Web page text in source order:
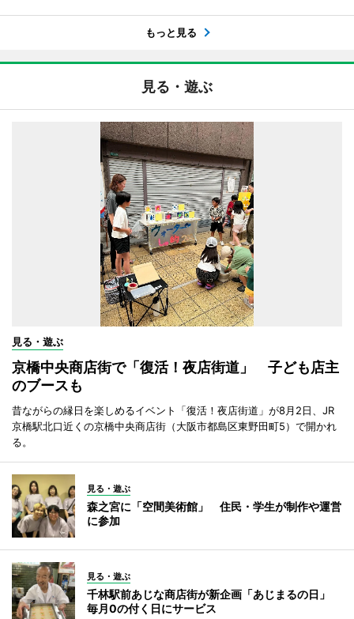
もっと見る
見る・遊ぶ
見る・遊ぶ
京橋中央商店街で「復活！夜店街道」 子ども店主
のブースも
昔ながらの縁日を楽しめるイベント「復活！夜店街道」が8月2日、JR
京橋駅北口近くの京橋中央商店街（大阪市都島区東野田町5）で開かれ
る。
見る・遊ぶ
森之宮に「空間美術館」 住民・学生が制作や運営
に参加
見る・遊ぶ
千林駅前あじな商店街が新企画「あじまるの日」
毎月0の付く日にサービス